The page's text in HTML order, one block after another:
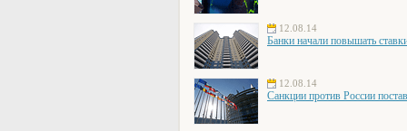
12.08.14
Банки начали повышать
12.08.14
Санкции против России